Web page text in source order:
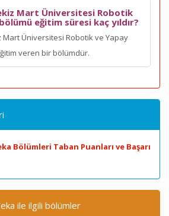
Mart Üniversitesi Robotik
eğitim süresi kaç yıldır?
Üniversitesi Robotik ve Yapay
veren bir bölümdür.
Bölümleri Taban Puanları ve Başarı
ile ilgili bölümler